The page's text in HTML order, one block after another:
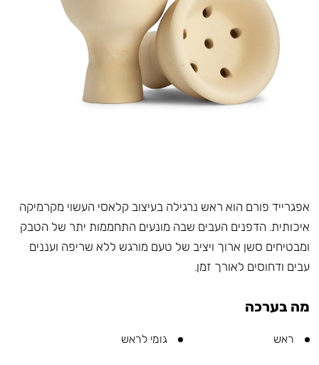
אפגרייד פורם הוא ראש נרגילה בעיצוב קלאסי העשוי מקרמיקה
איכותית. הדפנים העבים שבה מונעים התחממות יתר של הטבק
ומבטיחים סשן ארוך ויציב של טעם מורגש ללא שריפה ועננים
עבים ודחוסים לאורך זמן.
מה בערכה
ראש גומי לראש